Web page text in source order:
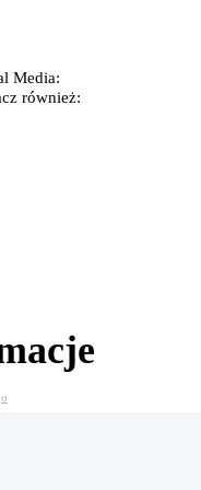
Media:
również: